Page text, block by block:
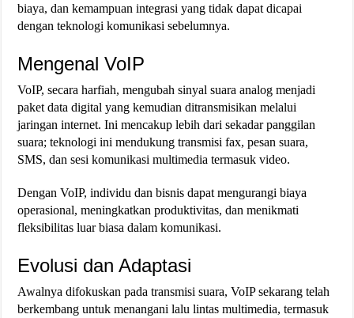
biaya, dan kemampuan integrasi yang tidak dapat dicapai
dengan teknologi komunikasi sebelumnya.
Mengenal VoIP
VoIP, secara harfiah, mengubah sinyal suara analog menjadi
paket data digital yang kemudian ditransmisikan melalui
jaringan internet. Ini mencakup lebih dari sekadar panggilan
suara; teknologi ini mendukung transmisi fax, pesan suara,
SMS, dan sesi komunikasi multimedia termasuk video​​.
Dengan VoIP, individu dan bisnis dapat mengurangi biaya
operasional, meningkatkan produktivitas, dan menikmati
fleksibilitas luar biasa dalam komunikasi.
Evolusi dan Adaptasi
Awalnya difokuskan pada transmisi suara, VoIP sekarang telah
berkembang untuk menangani lalu lintas multimedia, termasuk